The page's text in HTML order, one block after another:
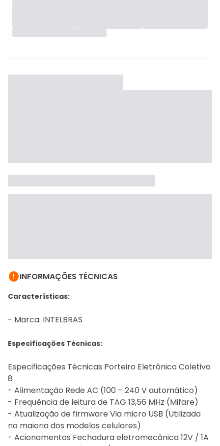
INFORMAÇÕES TÉCNICAS
Características:
- Marca: INTELBRAS
Especificações Técnicas:
Especificações Técnicas Porteiro Eletrônico Coletivo
8
- Alimentação Rede AC (100 – 240 V automático)
- Frequência de leitura de TAG 13,56 MHz (Mifare)
- Atualização de firmware Via micro USB (Utilizado
na maioria dos modelos celulares)
- Acionamentos Fechadura eletromecânica 12V / 1A